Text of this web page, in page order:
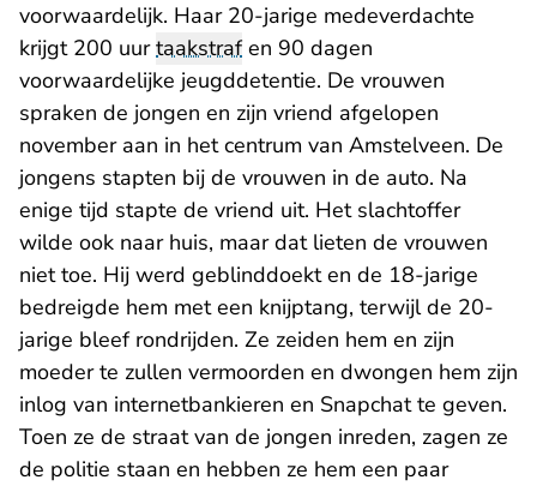
voorwaardelijk. Haar 20-jarige medeverdachte
krijgt 200 uurtaakstrafen 90 dagen
voorwaardelijke jeugddetentie. De vrouwen
spraken de jongen en zijn vriend afgelopen
november aan in het centrum van Amstelveen. De
jongens stapten bij de vrouwen in de auto. Na
enige tijd stapte de vriend uit. Het slachtoffer
wilde ook naar huis, maar dat lieten de vrouwen
niet toe. Hij werd geblinddoekt en de 18-jarige
bedreigde hem met een knijptang, terwijl de 20-
jarige bleef rondrijden. Ze zeiden hem en zijn
moeder te zullen vermoorden en dwongen hem zijn
inlog van internetbankieren en Snapchat te geven.
Toen ze de straat van de jongen inreden, zagen ze
de politie staan en hebben ze hem een paar